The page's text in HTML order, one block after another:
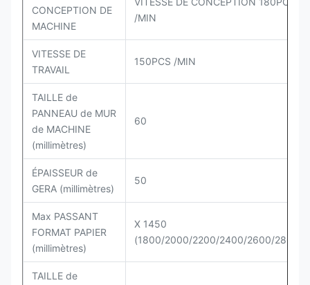
CONCEPTION DE
MACHINE
/MIN
VITESSE DE
TRAVAIL
150PCS /MIN
TAILLE de
PANNEAU de MUR
de MACHINE
(millimètres)
60
ÉPAISSEUR de
GERA (millimètres)
50
Max PASSANT
FORMAT PAPIER
(millimètres)
X 1450
(1800/2000/2200/2400/2600/
TAILLE de